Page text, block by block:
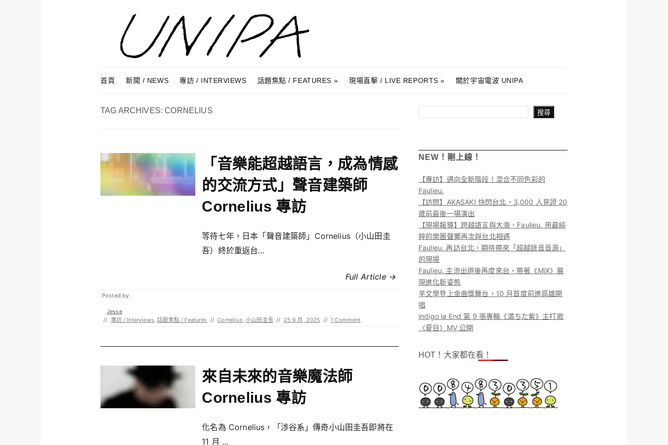
Menu
首頁
新聞 / NEWS 專訪 / INTERVIEWS 話題焦點 / FEATURES 現場直擊 / LIVE REPORTS 關於宇宙電波 UNIPA
TAG ARCHIVES:CORNELIUS
「音樂能超越語言，成為情感
的交流方式」聲音建築師
Cornelius 專訪
等待七年，日本「聲音建築師」Cornelius（小山田圭
吾）終於重返台...
Full Article →
Posted by:
Jesse
// 專訪 / Interviews,話題焦點 / Features // Cornelius,小山田圭吾 // 25 9 月, 2025 // 1 Comment
來自未來的音樂魔法師
Cornelius 專訪
化名為 Cornelius，「涉谷系」傳奇小山田圭吾即將在
11 月 ...
搜尋
NEW！剛上線！
【專訪】邁向全新階段！混合不同色彩的
Faulieu.
【訪問】AKASAKI 快閃台北，3,000 人見證 20
歲前最後一場演出
【現場報導】跨越語言與大海，Faulieu. 用最純
粹的樂團聲響再次與台北相遇
Faulieu. 再訪台北，期待帶來「超越錄音音源」
的現場
Faulieu. 主流出道後再度來台，帶著《MiX》展
現進化新姿態
羊文學登上金曲獎舞台，10 月首度前進高雄開
唱
indigo la End 第 9 張專輯《満ちた紫》主打歌
〈夏目〉MV 公開
HOT！大家都在看！